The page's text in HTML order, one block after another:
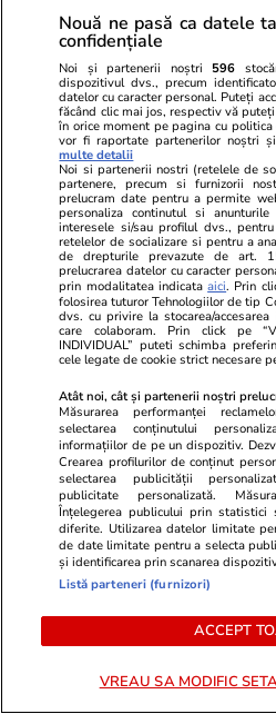
Nu este normal că un om
multor firme să facă parte
ori faci afaceri private ori
amândouă in același timp,
corupție se fac prin
private cu politrucii de la
lucrările din banii de la
corupție la preturi
fata de valoarea reală a
combinații clientelare si
banii de la buget de zeci
umflarea prețurilor și
corupție, la noi toate
sau fonduri europene la
softuri sunt umflate si de
ghiță umflate de zeci de
de pensii de sute de
nici acum contractate la
nejustificate.
0 0 0
Comentează
Loghează-te în contul tău
comentarii și a te alătura
Nouă ne pasă ca datele
confidențiale
Noi și partenerii noștri 596
dispozitivul dvs., precum
datelor cu caracter personal. Puteți
făcând clic mai jos, respectiv vă
în orice moment pe pagina cu
vor fi raportate partenerilor noștri
multe detalii
Noi si partenerii nostri (retelele de
partenere, precum si furnizorii
prelucram date pentru a permite
personaliza continutul si
interesele si/sau profilul dvs.,
retelelor de socializare si pentru a
de drepturile prevazute de art.
prelucrarea datelor cu caracter
prin modalitatea indicataaici. Prin
folosirea tuturor Tehnologiilor de tip
dvs. cu privire la stocarea/
care colaboram. Prin click pe
INDIVIDUAL” puteti schimba
cele legate de cookie strict necesare
Atât noi, cât și partenerii noștri
Măsurarea performanței
selectarea conținutului
informațiilor de pe un dispozitiv.
Crearea profilurilor de conținut
selectarea publicității
publicitate personalizată.
Înțelegerea publicului prin
diferite. Utilizarea datelor limitate
de date limitate pentru a selecta
și identificarea prin scanarea
Listă parteneri (furnizori)
ACCEPT
VREAU SA MODIFIC